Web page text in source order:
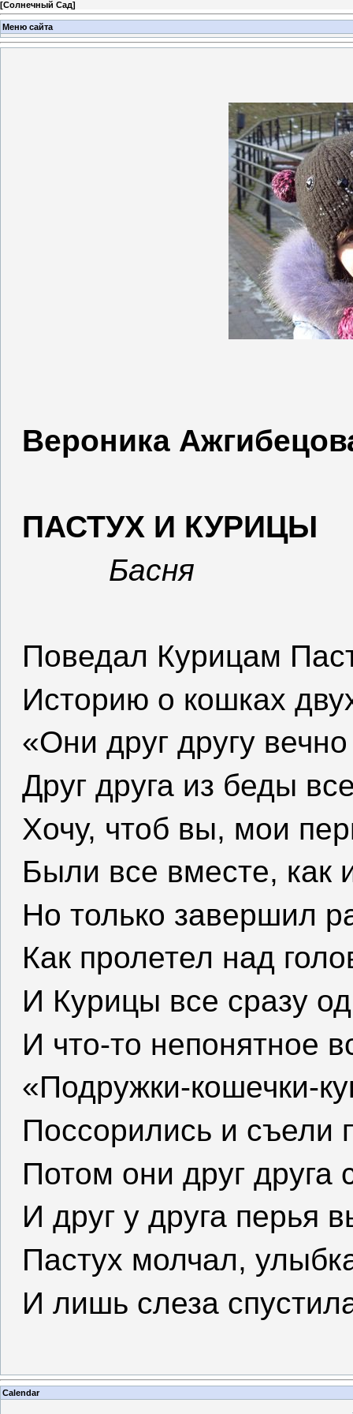
[Солнечный Сад]
Меню сайта
Вероника
ПАСТУХ И КУРИЦЫ
Басня
Поведал Курицам
Историю о кошках
«Они друг другу
Друг друга из беды
Хочу, чтоб вы, мои
Были все вместе, как
Но только завершил
Как пролетел над
И Курицы все сразу
И что-то непонятное
«Подружки-кошечки-
Поссорились и
Потом они друг друга
И друг у друга перья
Пастух молчал,
И лишь слеза
Calendar